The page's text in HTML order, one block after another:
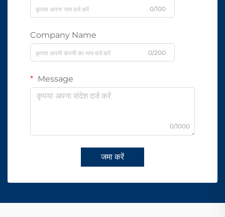
0/100
Company Name
0/200
Message
0/1000
जमा करें